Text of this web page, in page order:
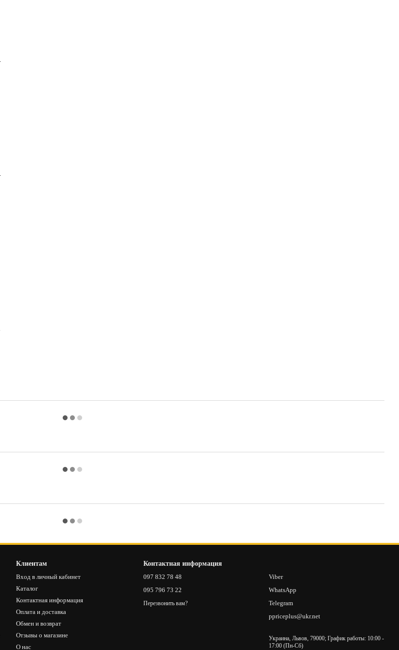
Клиентам
Вход в личный кабинет
Каталог
Контактная информация
Оплата и доставка
Обмен и возврат
Отзывы о магазине
О нас
Контактная информация
097 832 78 48
095 796 73 22
Перезвонить вам?
Viber
WhatsApp
Telegram
ppriceplus@ukr.net
Украина, Львов, 79000; График работы: 10:00 -
17:00 (Пн-Сб)